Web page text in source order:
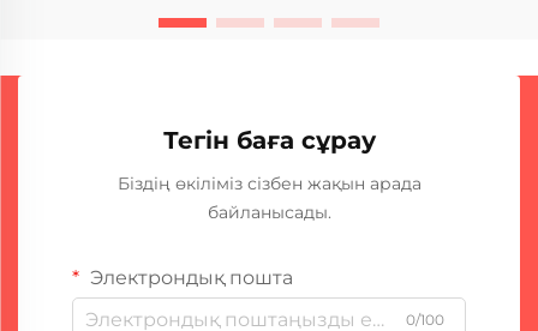
Тегін баға сұрау
Біздің өкіліміз сізбен жақын арада
байланысады.
Электрондық пошта
0/100